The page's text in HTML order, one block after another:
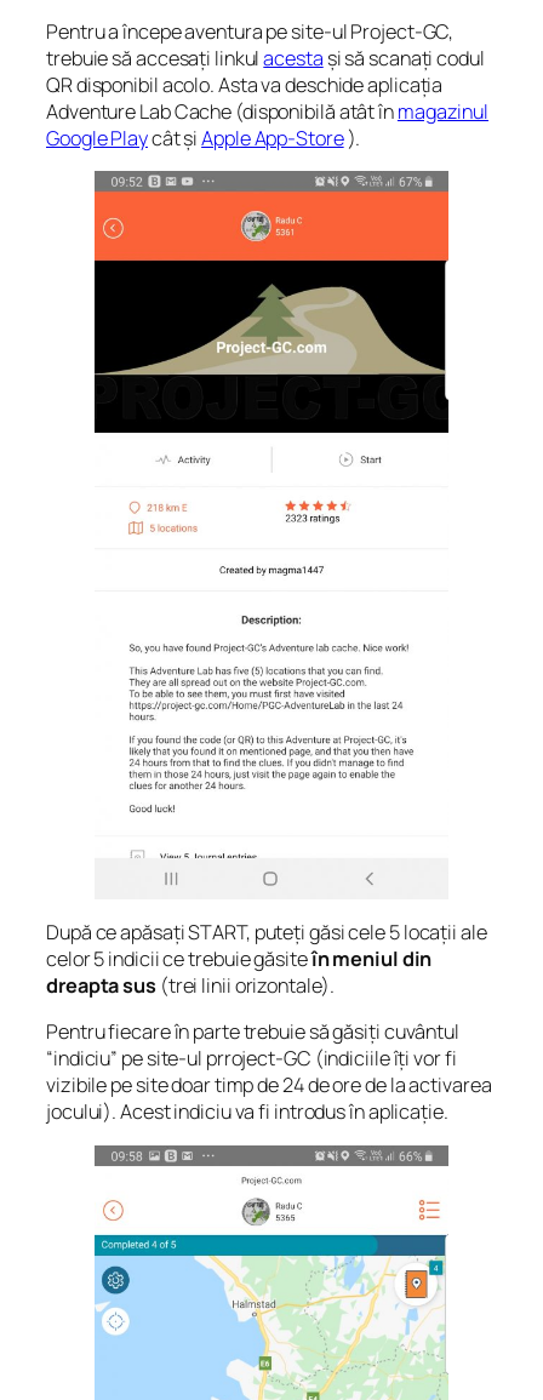
Pentru a începe aventura pe site-ul Project-GC,
trebuie să accesați linkulacesta și să scanați codul
QR disponibil acolo. Asta va deschide aplicația
Adventure Lab Cache (disponibilă atât înmagazinul
Google Playcât șiApple App-Store).
După ce apăsați START, puteți găsi cele 5 locații ale
celor 5 indicii ce trebuie găsiteîn meniul din
dreapta sus (trei linii orizontale).
Pentru fiecare în parte trebuie să găsiți cuvântul
“indiciu” pe site-ul prroject-GC (indiciile îți vor fi
vizibile pe site doar timp de 24 de ore de la activarea
jocului). Acest indiciu va fi introdus în aplicație.